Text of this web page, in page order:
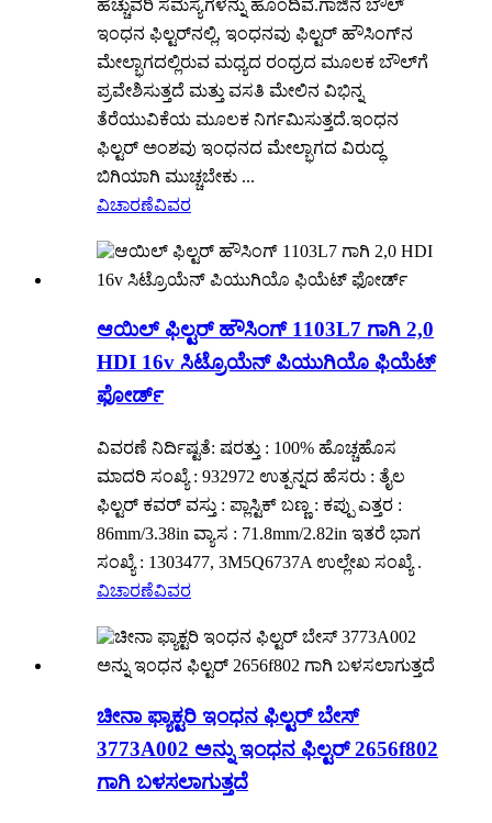
ಹೆಚ್ಚುವರಿ ಸಮಸ್ಯೆಗಳನ್ನು ಹೊಂದಿವೆ.ಗಾಜಿನ ಬೌಲ್
ಇಂಧನ ಫಿಲ್ಟರ್‌ನಲ್ಲಿ, ಇಂಧನವು ಫಿಲ್ಟರ್ ಹೌಸಿಂಗ್‌ನ
ಮೇಲ್ಭಾಗದಲ್ಲಿರುವ ಮಧ್ಯದ ರಂಧ್ರದ ಮೂಲಕ ಬೌಲ್‌ಗೆ
ಪ್ರವೇಶಿಸುತ್ತದೆ ಮತ್ತು ವಸತಿ ಮೇಲಿನ ವಿಭಿನ್ನ
ತೆರೆಯುವಿಕೆಯ ಮೂಲಕ ನಿರ್ಗಮಿಸುತ್ತದೆ.ಇಂಧನ
ಫಿಲ್ಟರ್ ಅಂಶವು ಇಂಧನದ ಮೇಲ್ಭಾಗದ ವಿರುದ್ಧ
ಬಿಗಿಯಾಗಿ ಮುಚ್ಚಬೇಕು ...
ವಿಚಾರಣೆವಿವರ
ಆಯಿಲ್ ಫಿಲ್ಟರ್ ಹೌಸಿಂಗ್ 1103L7 ಗಾಗಿ 2,0
HDI 16v ಸಿಟ್ರೊಯೆನ್ ಪಿಯುಗಿಯೊ ಫಿಯೆಟ್
ಫೋರ್ಡ್
ವಿವರಣೆ ನಿರ್ದಿಷ್ಟತೆ: ಷರತ್ತು : 100% ಹೊಚ್ಚಹೊಸ
ಮಾದರಿ ಸಂಖ್ಯೆ : 932972 ಉತ್ಪನ್ನದ ಹೆಸರು : ತೈಲ
ಫಿಲ್ಟರ್ ಕವರ್ ವಸ್ತು : ಪ್ಲಾಸ್ಟಿಕ್ ಬಣ್ಣ : ಕಪ್ಪು ಎತ್ತರ :
86mm/3.38in ವ್ಯಾಸ : 71.8mm/2.82in ಇತರೆ ಭಾಗ
ಸಂಖ್ಯೆ : 1303477, 3M5Q6737A ಉಲ್ಲೇಖ ಸಂಖ್ಯೆ .
ವಿಚಾರಣೆವಿವರ
ಚೀನಾ ಫ್ಯಾಕ್ಟರಿ ಇಂಧನ ಫಿಲ್ಟರ್ ಬೇಸ್
3773A002 ಅನ್ನು ಇಂಧನ ಫಿಲ್ಟರ್ 2656f802
ಗಾಗಿ ಬಳಸಲಾಗುತ್ತದೆ